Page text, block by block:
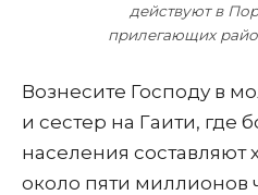
действуют в
прилегающих
Вознесите Господу в
и сестер на Гаити, где
населения составляют
около пяти миллионов